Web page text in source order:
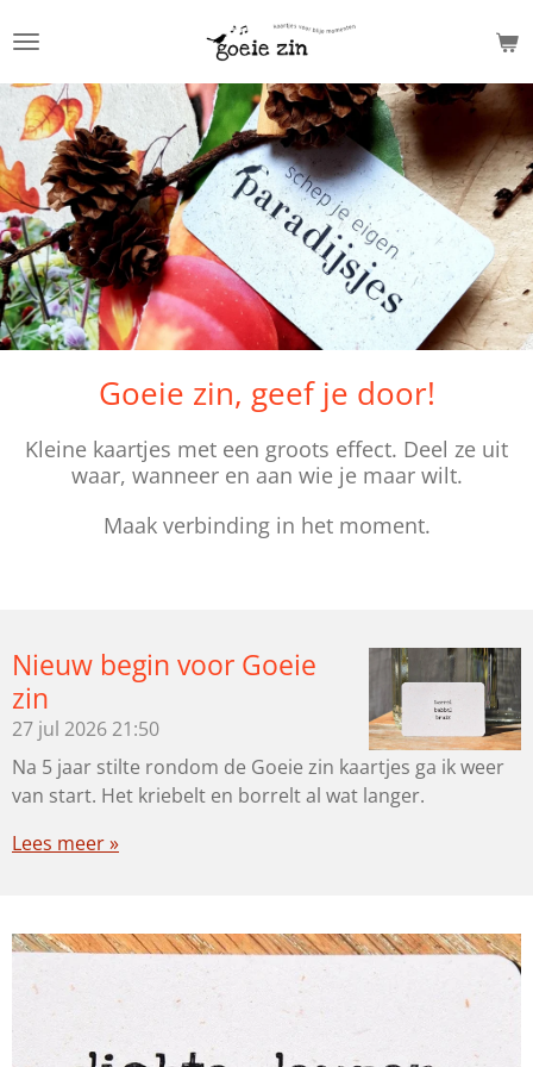
direct
naar
de
hoofdinhoud
Goeie zin, geef je door!
Kleine kaartjes met een groots effect. Deel ze uit
waar, wanneer en aan wie je maar wilt.
Maak verbinding in het moment.
Nieuw begin voor Goeie
zin
27 jul 2026 21:50
Na 5 jaar stilte rondom de Goeie zin kaartjes ga ik weer
van start. Het kriebelt en borrelt al wat langer.
Lees meer »